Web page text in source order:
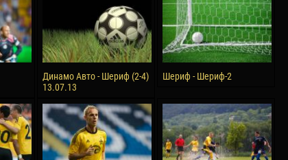
Soumaila MAGASSOUBA
10 July
Bourama FOMBA
15 July
Ivan DYULGEROV
17 July
Jair Ameth MODELO HERRERA
Динамо Авто - Шериф (2-4)
13.07.13
Шериф - Шериф-2